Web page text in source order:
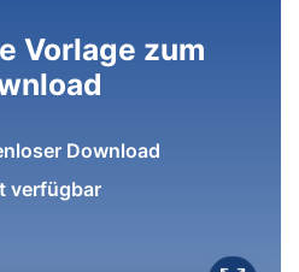
Vorlage zum
Download
verfügbar